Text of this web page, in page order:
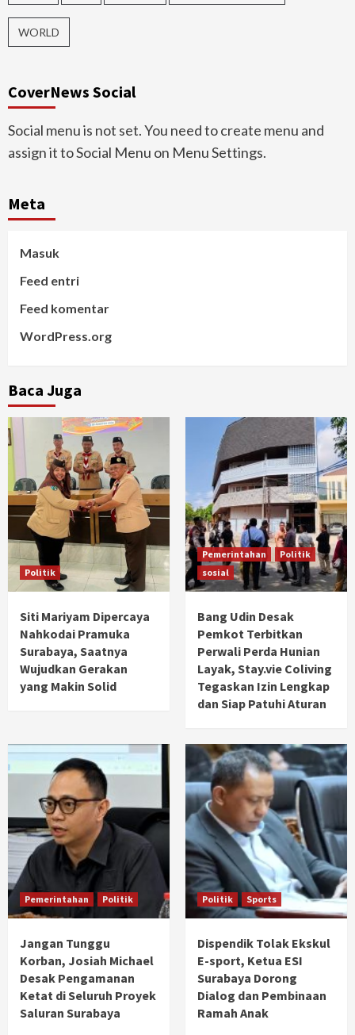
WORLD
CoverNews Social
Social menu is not set. You need to create menu and
assign it to Social Menu on Menu Settings.
Meta
Masuk
Feed entri
Feed komentar
WordPress.org
Baca Juga
Politik
Siti Mariyam Dipercaya
Nahkodai Pramuka
Surabaya, Saatnya
Wujudkan Gerakan
yang Makin Solid
Pemerintahan
Politik
sosial
Bang Udin Desak
Pemkot Terbitkan
Perwali Perda Hunian
Layak, Stay.vie Coliving
Tegaskan Izin Lengkap
dan Siap Patuhi Aturan
Pemerintahan Politik
Jangan Tunggu
Korban, Josiah Michael
Desak Pengamanan
Ketat di Seluruh Proyek
Saluran Surabaya
Politik Sports
Dispendik Tolak Ekskul
E-sport, Ketua ESI
Surabaya Dorong
Dialog dan Pembinaan
Ramah Anak